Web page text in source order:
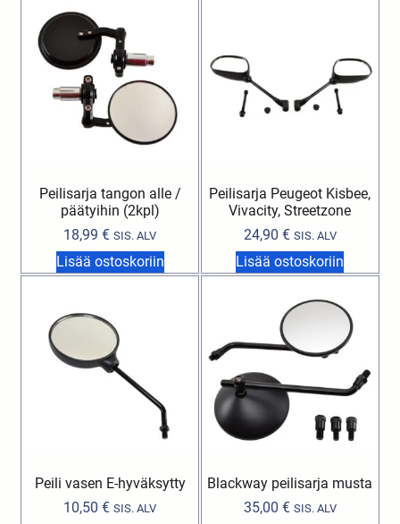
Peilisarja tangon alle /
päätyihin (2kpl)
18,99€ SIS. ALV
Lisää ostoskoriin
Peilisarja Peugeot Kisbee,
Vivacity, Streetzone
24,90 € SIS. ALV
Lisää ostoskoriin
Peili vasen E-hyväksytty
10,50€ SIS. ALV
Blackway peilisarja musta
35,00 € SIS. ALV